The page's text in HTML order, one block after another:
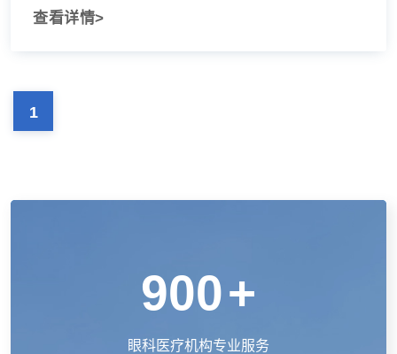
查看详情>
1
900+
眼科医疗机构专业服务